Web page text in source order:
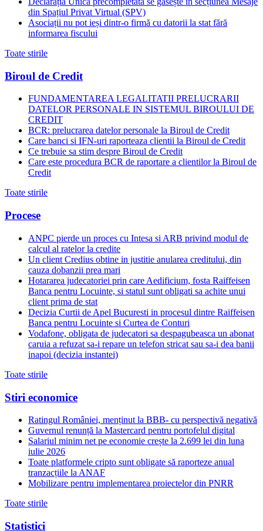
din Spațiul Privat Virtual (SPV)
Asociații nu pot ieși dintr-o firmă cu datorii la stat fără
informarea fiscului
Toate stirile
Biroul de Credit
FUNDAMENTAREA LEGALITATII PRELUCRARII
DATELOR PERSONALE IN SISTEMUL BIROULUI DE
CREDIT
BCR: prelucrarea datelor personale la Biroul de Credit
Care banci si IFN-uri raporteaza clientii la Biroul de Credit
Ce trebuie sa stim despre Biroul de Credit
Care este procedura BCR de raportare a clientilor la Biroul de
Credit
Toate stirile
Procese
ANPC pierde un proces cu Intesa si ARB privind modul de
calcul al ratelor la credite
Un client Credius obtine in justitie anularea creditului, din
cauza dobanzii prea mari
Hotararea judecatoriei prin care Aedificium, fosta Raiffeisen
Banca pentru Locuinte, si statul sunt obligati sa achite unui
client prima de stat
Decizia Curtii de Apel Bucuresti in procesul dintre Raiffeisen
Banca pentru Locuinte si Curtea de Conturi
Vodafone, obligata de judecatori sa despagubeasca un abonat
caruia a refuzat sa-i repare un telefon stricat sau sa-i dea banii
inapoi (decizia instantei)
Toate stirile
Stiri economice
Ratingul României, menținut la BBB- cu perspectivă negativă
Guvernul renunță la Mastercard pentru portofelul digital
Salariul minim net pe economie crește la 2.699 lei din luna
iulie 2026
Toate platformele cripto sunt obligate să raporteze anual
tranzacțiile la ANAF
Mobilizare pentru implementarea proiectelor din PNRR
Toate stirile
Statistici